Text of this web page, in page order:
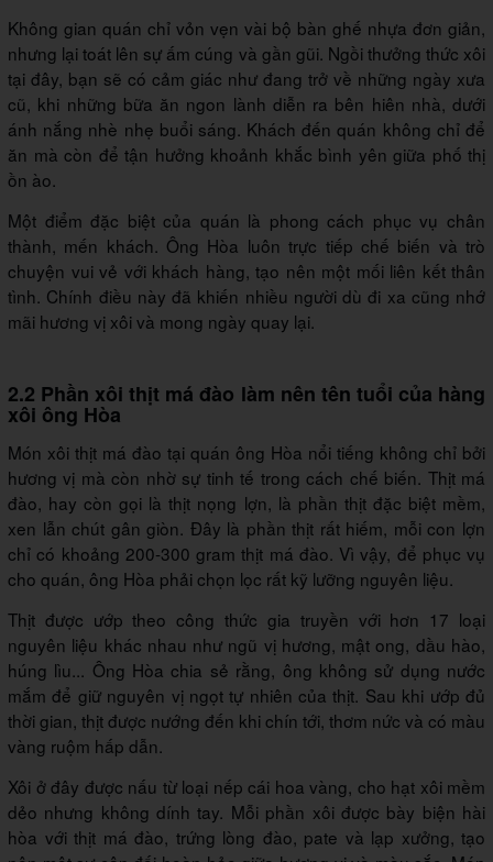
Không gian quán chỉ vỏn vẹn vài bộ bàn ghế nhựa đơn giản,
nhưng lại toát lên sự ấm cúng và gần gũi. Ngồi thưởng thức xôi
tại đây, bạn sẽ có cảm giác như đang trở về những ngày xưa
cũ, khi những bữa ăn ngon lành diễn ra bên hiên nhà, dưới
ánh nắng nhè nhẹ buổi sáng. Khách đến quán không chỉ để
ăn mà còn để tận hưởng khoảnh khắc bình yên giữa phố thị
ồn ào.
Một điểm đặc biệt của quán là phong cách phục vụ chân
thành, mến khách. Ông Hòa luôn trực tiếp chế biến và trò
chuyện vui vẻ với khách hàng, tạo nên một mối liên kết thân
tình. Chính điều này đã khiến nhiều người dù đi xa cũng nhớ
mãi hương vị xôi và mong ngày quay lại.
2.2 Phần xôi thịt má đào làm nên tên tuổi của hàng
xôi ông Hòa
Món xôi thịt má đào tại quán ông Hòa nổi tiếng không chỉ bởi
hương vị mà còn nhờ sự tinh tế trong cách chế biến. Thịt má
đào, hay còn gọi là thịt nọng lợn, là phần thịt đặc biệt mềm,
xen lẫn chút gân giòn. Đây là phần thịt rất hiếm, mỗi con lợn
chỉ có khoảng 200-300 gram thịt má đào. Vì vậy, để phục vụ
cho quán, ông Hòa phải chọn lọc rất kỹ lưỡng nguyên liệu.
Thịt được ướp theo công thức gia truyền với hơn 17 loại
nguyên liệu khác nhau như ngũ vị hương, mật ong, dầu hào,
húng lìu... Ông Hòa chia sẻ rằng, ông không sử dụng nước
mắm để giữ nguyên vị ngọt tự nhiên của thịt. Sau khi ướp đủ
thời gian, thịt được nướng đến khi chín tới, thơm nức và có màu
vàng ruộm hấp dẫn.
Xôi ở đây được nấu từ loại nếp cái hoa vàng, cho hạt xôi mềm
dẻo nhưng không dính tay. Mỗi phần xôi được bày biện hài
hòa với thịt má đào, trứng lòng đào, pate và lạp xưởng, tạo